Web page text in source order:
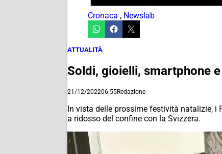
Cronaca , Newslab
ATTUALITÀ
Soldi, gioielli, smartphone
21/12/202206:55Redazione
In vista delle prossime festività natalizie, i
a ridosso del confine con la Svizzera.